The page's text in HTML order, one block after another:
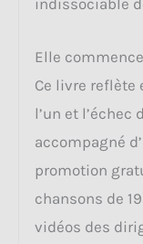
Elle
Ce livre reflète
l’un et l’échec
accompagné
promotion
chansons de
vidéos des